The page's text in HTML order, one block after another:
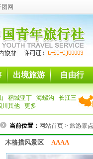
网
出境旅游 自由行
稻城亚丁 海螺沟
长江三
川其他 更多
当前位置： 网站首页 > 旅游景
木格措风景区 AAAA